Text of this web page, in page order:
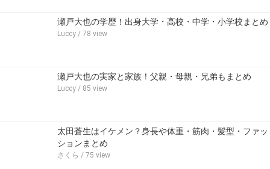
瀬戸大也の学歴！出身大学・高校・中学・小学校まとめ
Luccy / 78 view
瀬戸大也の実家と家族！父親・母親・兄弟もまとめ
Luccy / 85 view
太田蒼生はイケメン？身長や体重・筋肉・髪型・ファッ
ションまとめ
さくら / 75 view